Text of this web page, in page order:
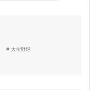
大学野球